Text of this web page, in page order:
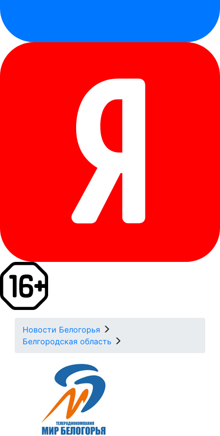
Новости Белогорья
Белгородская область